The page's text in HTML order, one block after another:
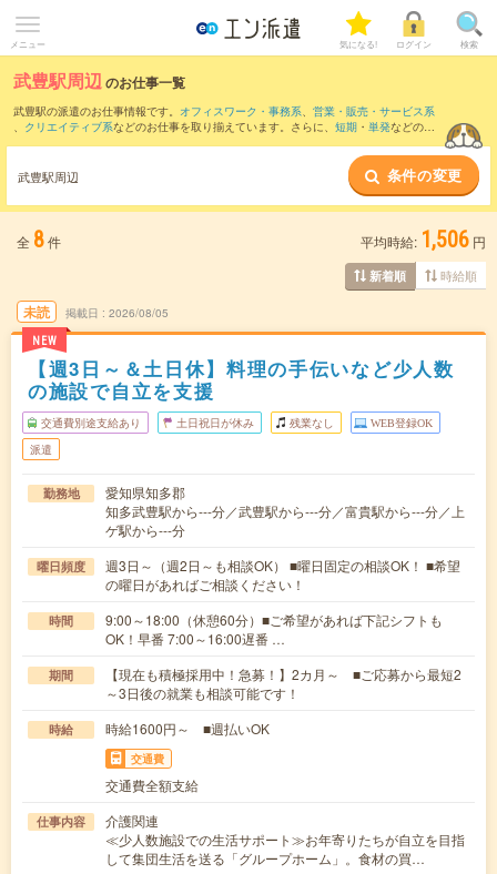
メニュー 気になる! ログイン 検索
武豊駅周辺のお仕事一覧
武豊駅の派遣のお仕事情報です。 オフィスワーク・事務系、 営業・販売・サービス系
、 クリエイティブ系などのお仕事を取り揃えています。さらに、 短期 ・ 単発などの期
また、小垣江駅
など近隣駅のお仕事もご確
認いただけます。
武豊駅周辺 条件の変更
全 8件 平均時給: 1,506 円
新着順 時給順
未読
NEW
掲載日 2026/08/05
【週3日～＆土日休】料理の手伝いなど少人数
の施設で自立を支援
交通費別途支給あり 土日祝日が休み 残業なし WEB登録OK
派遣
勤務地
愛知県知多郡
知多武豊駅から---分／武豊駅から---分／富貴駅から---分／上
ゲ駅から---分
曜日頻度
週3日～（週2日～も相談OK） ■曜日固定の相談OK！ ■希望
の曜日があればご相談ください！
時間
9:00～18:00（休憩60分）■ご希望があれば下記シフトも
OK！早番 7:00～16:00遅番 …
期間
【現在も積極採用中！急募！】2カ月～ ■ご応募から最短2
～3日後の就業も相談可能です！
時給 時給1600円～ ■週払いOK
交通費
交通費全額支給
仕事内容
介護関連
≪少人数施設での生活サポート≫お年寄りたちが自立を目指
して集団生活を送る「グループホーム」。食材の買…